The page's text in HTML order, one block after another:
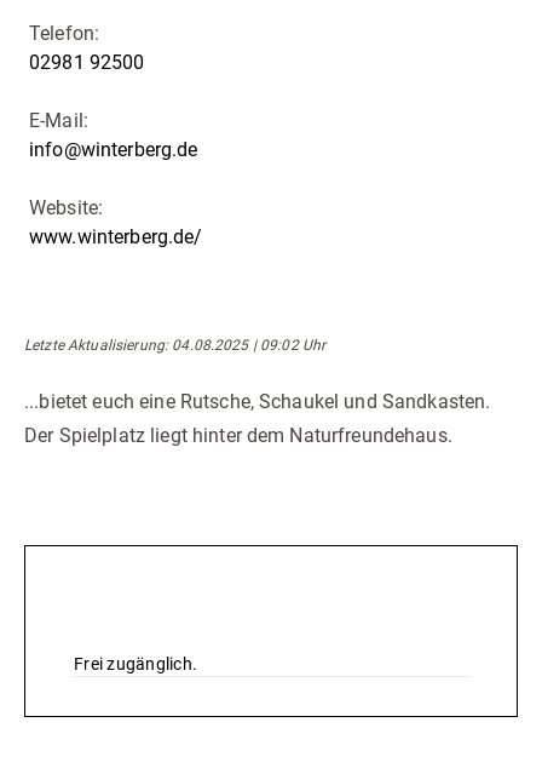
Telefon:
02981 92500
E-Mail:
info@winterberg.de
Website:
www.winterberg.de/
Letzte Aktualisierung: 04.08.2025 | 09:02 Uhr
...bietet euch eine Rutsche, Schaukel und Sandkasten.
Der Spielplatz liegt hinter dem Naturfreundehaus.
Frei zugänglich.